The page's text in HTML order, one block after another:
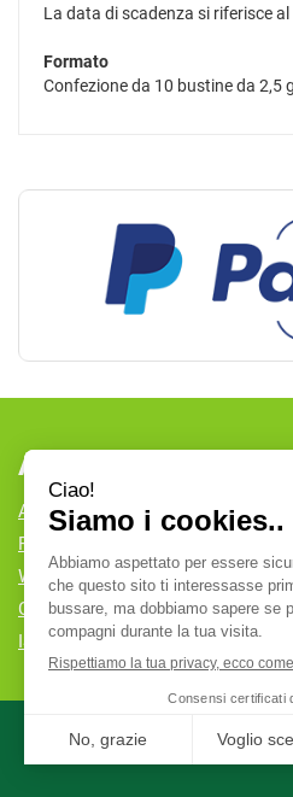
La data di scadenza si riferisce
Formato
Confezione da 10 bustine da 2,5
AREA UTENTE
ACCEDI
REGISTRATI
WISHLIST
CONTATTI
ISCRIZIONE ALLA NEWSLETTER